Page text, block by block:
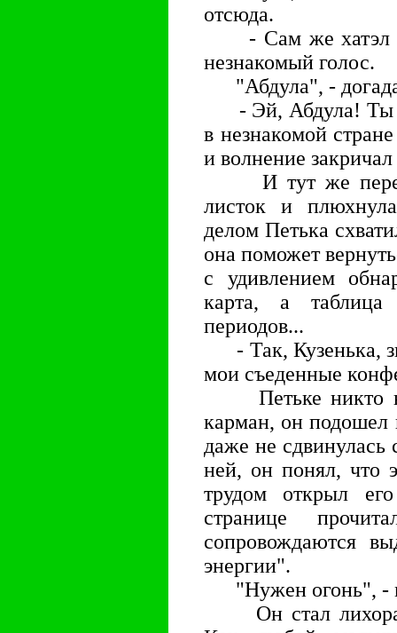
отсюда.
- Сам же хатэл
незнакомый голос.
"Абдула", -
- Эй, Абдула! Ты
в незнакомой
и волнение
И тут же перед
листок и
делом Петька
она поможет
с удивлением
карта, а
периодов...
- Так, Кузенька,
мои съеденные
Петьке никто не
карман, он подошел
даже не сдвинулась
ней, он понял, что
трудом открыл
странице
сопровождаются
энергии".
"Нужен огонь", -
Он стал